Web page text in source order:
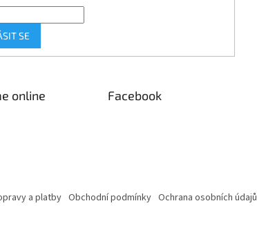
SE
online
Facebook
a platby Obchodní podmínky Ochrana osobních údajů